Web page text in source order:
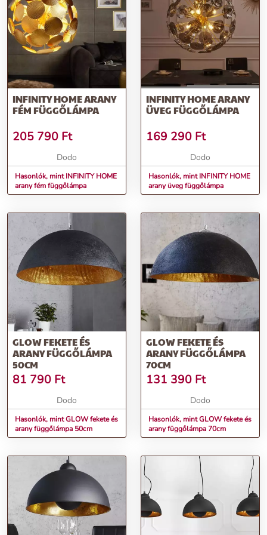
További információk>>
INFINITY HOME ARANY
FÉM FÜGGŐLÁMPA
205 790 Ft
Dodo
Hasonlók, mint INFINITY HOME
arany fém függőlámpa
INFINITY HOME ARANY
ÜVEG FÜGGŐLÁMPA
169 290 Ft
Dodo
Hasonlók, mint INFINITY HOME
arany üveg függőlámpa
GLOW FEKETE ÉS
ARANY FÜGGŐLÁMPA
50CM
81 790 Ft
Dodo
Hasonlók, mint GLOW fekete és
arany függőlámpa 50cm
GLOW FEKETE ÉS
ARANY FÜGGŐLÁMPA
70CM
131 390 Ft
Dodo
Hasonlók, mint GLOW fekete és
arany függőlámpa 70cm